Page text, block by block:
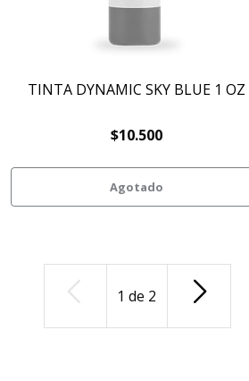
TINTA DYNAMIC SKY BLUE 1 OZ
$10.500
Agotado
1 de 2